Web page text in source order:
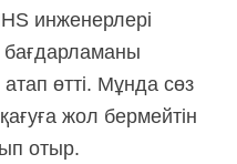
инженерлері
бағдарламаны
өтті. Мұнда сөз
жол бермейтін
отыр.